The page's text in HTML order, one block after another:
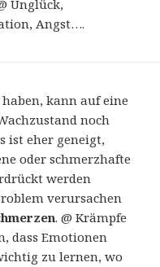
Unglück,
Angst….
haben, kann auf eine
noch
ist eher geneigt,
oder schmerzhafte
werden
verursachen
. @ Krämpfe
dass Emotionen
zu lernen, wo